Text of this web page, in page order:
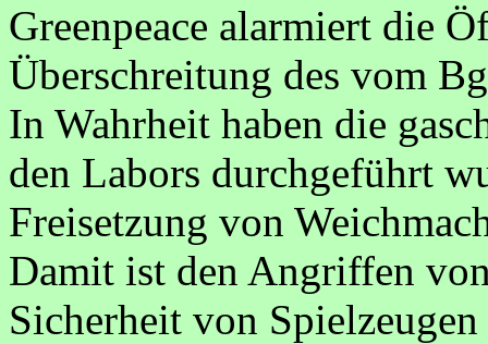
Greenpeace alarmiert die
Überschreitung des vom
In Wahrheit haben die
den Labors durchgeführt
Freisetzung von
Damit ist den Angriffen
Sicherheit von